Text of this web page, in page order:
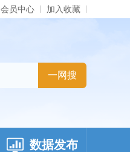
会员中心 加入收藏
数据发布